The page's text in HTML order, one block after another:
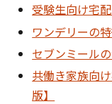
受験生向け宅
ワンデリーの
セブンミール
共働き家族向
版】